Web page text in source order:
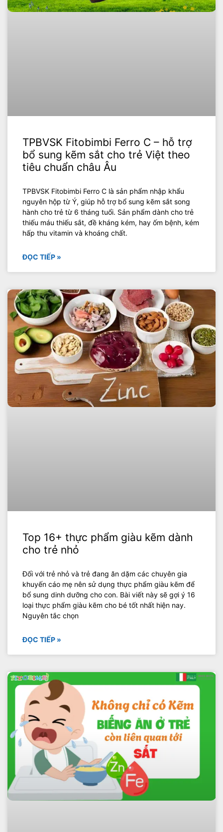
TPBVSK Fitobimbi Ferro C – hỗ trợ
bổ sung kẽm sắt cho trẻ Việt theo
tiêu chuẩn châu Âu
TPBVSK Fitobimbi Ferro C là sản phẩm nhập khẩu
nguyên hộp từ Ý, giúp hỗ trợ bổ sung kẽm sắt song
hành cho trẻ từ 6 tháng tuổi. Sản phẩm dành cho trẻ
thiếu máu thiếu sắt, đề kháng kém, hay ốm bệnh, kém
hấp thu vitamin và khoáng chất.
ĐỌC TIẾP »
Top 16+ thực phẩm giàu kẽm dành
cho trẻ nhỏ
Đối với trẻ nhỏ và trẻ đang ăn dặm các chuyên gia
khuyến cáo mẹ nên sử dụng thực phẩm giàu kẽm để
bổ sung dinh dưỡng cho con. Bài viết này sẽ gợi ý 16
loại thực phẩm giàu kẽm cho bé tốt nhất hiện nay.
Nguyên tắc chọn
ĐỌC TIẾP »